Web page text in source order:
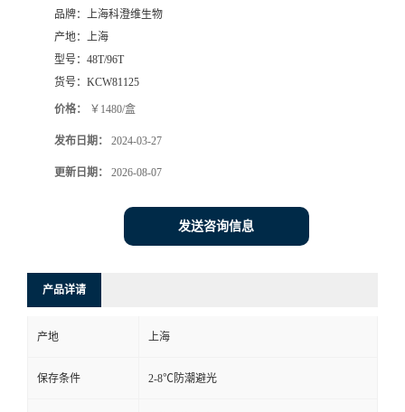
品牌：
上海科澄维生物
产地：
上海
型号： 48T/96T
货号： KCW81125
价格： ￥1480/盒
发布日期： 2024-03-27
更新日期： 2026-08-07
发送咨询信息
产品详请
产地 上海
保存条件 2-8℃防潮避光